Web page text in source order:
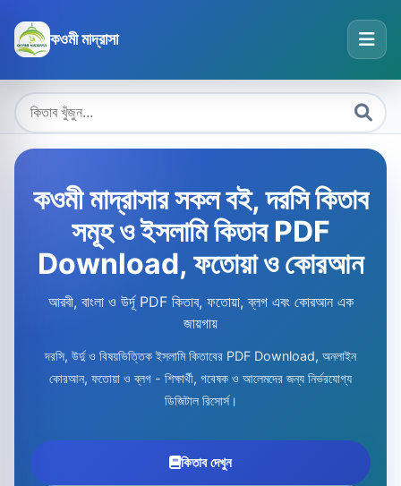
কওমী মাদ্রাসা
কওমী মাদ্রাসার সকল বই, দরসি কিতাব
সমূহ ও ইসলামি কিতাব PDF
Download, ফতোয়া ও কোরআন
আরবী, বাংলা ও উর্দূ PDF কিতাব, ফতোয়া, ব্লগ এবং কোরআন এক
জায়গায়
দরসি, উর্দু ও বিষয়ভিত্তিক ইসলামি কিতাবের PDF Download, অনলাইন
কোরআন, ফতোয়া ও ব্লগ - শিক্ষার্থী, গবেষক ও আলেমদের জন্য নির্ভরযোগ্য
ডিজিটাল রিসোর্স।
কিতাব দেখুন